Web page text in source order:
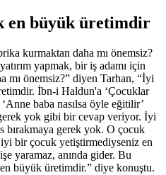
en büyük üretimdir
kurmaktan daha mı önemsiz?
yapmak, bir iş adamı için
mı önemsiz?” diyen Tarhan, “İyi
İbn-i Haldun'a ‘Çocuklar
baba nasılsa öyle eğitilir’
yok gibi bir cevap veriyor. İyi
bırakmaya gerek yok. O çocuk
bir çocuk yetiştirmediyseniz en
yaramaz, anında gider. Bu
büyük üretimdir.” diye konuştu.